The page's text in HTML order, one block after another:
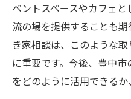
ベントスペースやカフェ
流の場を提供することも
き家相談は、このような
に重要です。今後、豊中
をどのように活用できるか